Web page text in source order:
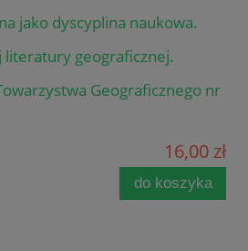
jako dyscyplina naukowa.
literatury geograficznej.
Geograficznego nr
16,00 zł
do koszyka